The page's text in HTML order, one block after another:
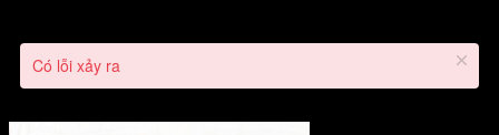
Có lỗi xảy ra